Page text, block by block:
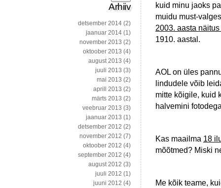
kuid minu jaoks
muidu must-
2003. aasta
1910. aastal.
AOL on üles
lindudele võib
mitte kõigile, kuid
halvemini
Kas maailma 18
mõõtmed? Miski
Me kõik teame,
Arhiiv
detsember 2014 (2)
jaanuar 2014 (1)
november 2013 (2)
oktoober 2013 (4)
august 2013 (4)
juuli 2013 (3)
mai 2013 (2)
aprill 2013 (2)
märts 2013 (2)
veebruar 2013 (3)
jaanuar 2013 (1)
detsember 2012 (2)
november 2012 (7)
oktoober 2012 (4)
september 2012 (4)
august 2012 (3)
juuli 2012 (1)
juuni 2012 (4)